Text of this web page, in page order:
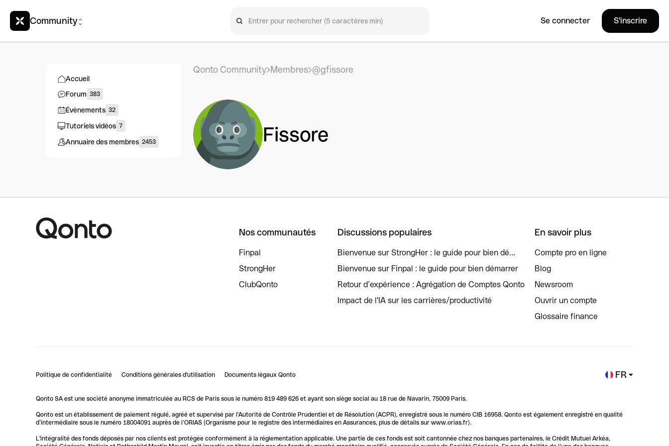
Community Se connecter S'inscrire
Accueil
Forum 383
Évènements 32
Tutoriels vidéos 7
Annuaire des membres 2453
Qonto Community Membres @gfissore
Fissore
Nos communautés
Finpal
StrongHer
ClubQonto
Discussions populaires
Bienvenue sur StrongHer : le guide pour bien dé...
Bienvenue sur Finpal : le guide pour bien démarrer
Retour d’expérience : Agrégation de Comptes Qonto
Impact de l'IA sur les carrières/productivité
En savoir plus
Compte pro en ligne
Blog
Newsroom
Ouvrir un compte
Glossaire finance
Politique de confidentialité Conditions générales d'utilisation Documents légaux Qonto FR
Qonto SA est une société anonyme immatriculée au RCS de Paris sous le numéro 819 489 626 et ayant son siège social au 18 rue de Navarin, 75009 Paris.
Qonto est un établissement de paiement régulé, agréé et supervisé par l'Autorité de Contrôle Prudentiel et de Résolution (ACPR), enregistré sous le numéro CIB 16958. Qonto est également enregistré en qualité
d’intermédiaire sous le numéro 18004091 auprès de l’ORIAS (Organisme pour le registre des intermédiaires en Assurances, plus de détails sur www.orias.fr).
L'intégralité des fonds déposés par nos clients est protégée conformément à la réglementation applicable. Une partie de ces fonds est soit cantonnée chez nos banques partenaires, le Crédit Mutuel Arkéa,